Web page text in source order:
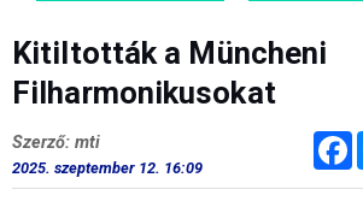
Kitiltották a Müncheni
Filharmonikusokat
Szerző: mti
2025. szeptember 12. 16:09